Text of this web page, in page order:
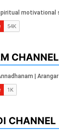
CHANNEL
CHANNEL